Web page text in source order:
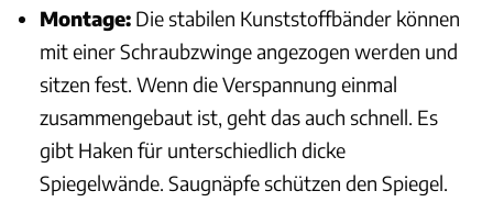
Montage: Die stabilen Kunststoffbänder können
mit einer Schraubzwinge angezogen werden und
sitzen fest. Wenn die Verspannung einmal
zusammengebaut ist, geht das auch schnell. Es
gibt Haken für unterschiedlich dicke
Spiegelwände. Saugnäpfe schützen den Spiegel.